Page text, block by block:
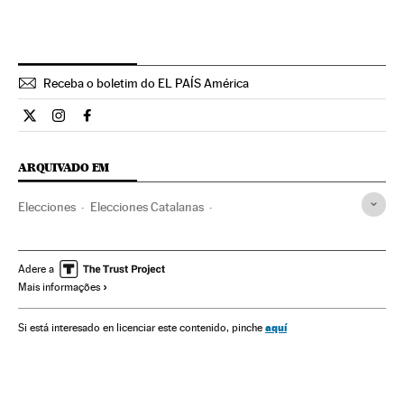
Receba o boletim do EL PAÍS América
Internacional El País Brasil en Twitter
Internacional El País Brasil en Instagram
Internacional El País Brasil en Facebook
ARQUIVADO EM
Elecciones Elecciones Catalanas
Generalitat Cataluña Govern Cataluña
Adere a
Mais informações
Si está interesado en licenciar este contenido, pinche aquí